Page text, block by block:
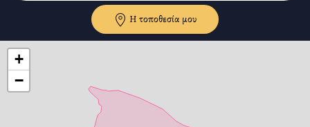
Η τοποθεσία μου
+
−